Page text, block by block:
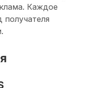
Каждое